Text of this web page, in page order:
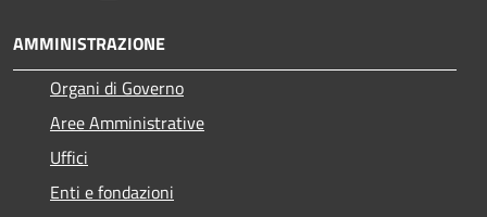
AMMINISTRAZIONE
Organi di Governo
Aree Amministrative
Uffici
Enti e fondazioni